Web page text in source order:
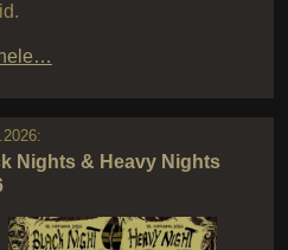
Nights & Heavy Nights